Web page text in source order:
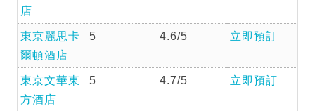
店
東京麗思卡
爾頓酒店
5 4.6/5 立即預訂
東京文華東
方酒店
5 4.7/5 立即預訂